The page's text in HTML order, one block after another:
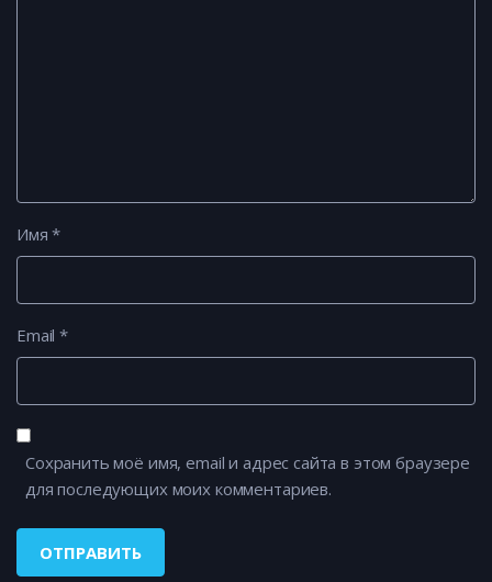
Имя*
Email*
Сохранить моё имя, email и адрес сайта в этом браузере
для последующих моих комментариев.